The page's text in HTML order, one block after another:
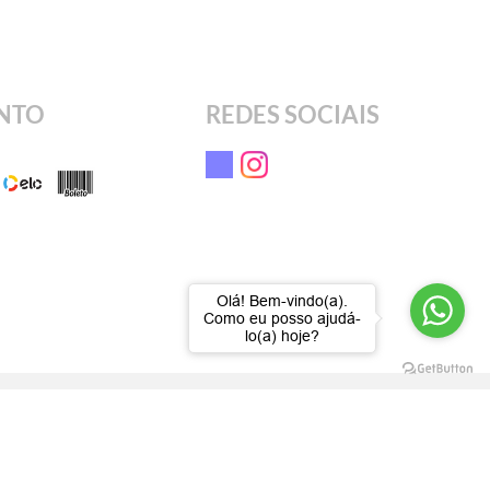
REDES SOCIAIS
Olá! Bem-vindo(a).
Como eu posso ajudá-
lo(a) hoje?